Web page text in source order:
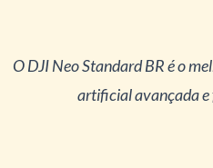
O DJI Neo Standard BR é o
artificial avançada e